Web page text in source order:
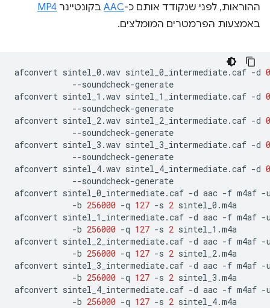
ההוראות, לפני שנקודד אותם כ-AAC בקונטיינר MP4
באמצעות הפרמטרים המומלצים.
afconvert sintel_0.wav sintel_0_intermediate.caf -d 0
--soundcheck-generate
afconvert sintel_1.wav sintel_1_intermediate.caf -d 0
--soundcheck-generate
afconvert sintel_2.wav sintel_2_intermediate.caf -d 0
--soundcheck-generate
afconvert sintel_3.wav sintel_3_intermediate.caf -d 0
--soundcheck-generate
afconvert sintel_4.wav sintel_4_intermediate.caf -d 0
--soundcheck-generate
afconvert sintel_0_intermediate.caf -d aac -f m4af -
-b 256000 -q 127 -s 2 sintel_0.m4a
afconvert sintel_1_intermediate.caf -d aac -f m4af -
-b 256000 -q 127 -s 2 sintel_1.m4a
afconvert sintel_2_intermediate.caf -d aac -f m4af -
-b 256000 -q 127 -s 2 sintel_2.m4a
afconvert sintel_3_intermediate.caf -d aac -f m4af -
-b 256000 -q 127 -s 2 sintel_3.m4a
afconvert sintel_4_intermediate.caf -d aac -f m4af -
-b 256000 -q 127 -s 2